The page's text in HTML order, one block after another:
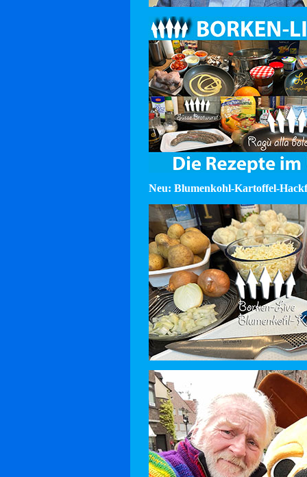
Neu: Blumenkohl-Kartoffel-